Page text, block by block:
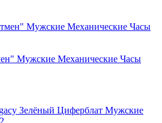
Мужские Механические Часы